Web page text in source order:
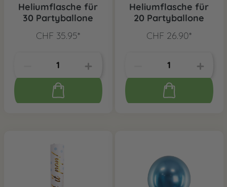
Heliumflasche für
30 Partyballone
CHF 35.95*
Heliumflasche für
20 Partyballone
CHF 26.90*